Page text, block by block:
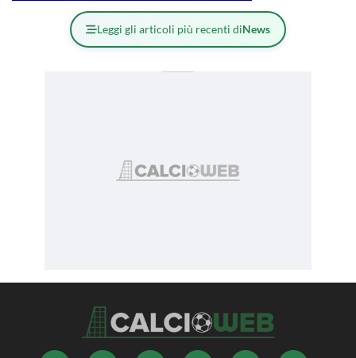
Leggi gli articoli più recenti diNews